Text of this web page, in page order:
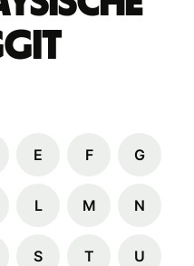
E F G
L M N
S T U